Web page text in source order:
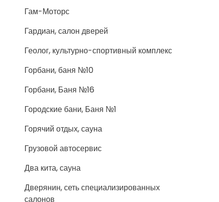
Гам-Моторс
Гардиан, салон дверей
Геолог, культурно-спортивный комплекс
Горбани, баня №10
Горбани, Баня №16
Городские бани, Баня №1
Горячий отдых, сауна
Грузовой автосервис
Два кита, сауна
Дверянин, сеть специализированных
салонов